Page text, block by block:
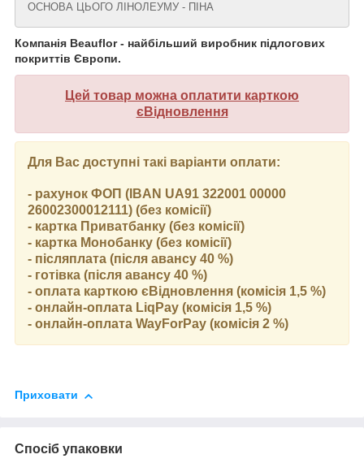
ОСНОВА ЦЬОГО ЛІНОЛЕУМУ - ПІНА
Компанія Beauflor - найбільший виробник підлогових
покриттів Європи.
Цей товар можна оплатити карткою
єВідновлення
Для Вас доступні такі варіанти оплати:
- рахунок ФОП (IBAN UA91 322001 00000
26002300012111) (без комісії)
- картка Приватбанку (без комісії)
- картка Монобанку (без комісії)
- післяплата (після авансу 40 %)
- готівка (після авансу 40 %)
- оплата карткою єВідновлення (комісія 1,5 %)
- онлайн-оплата LiqPay (комісія 1,5 %)
- онлайн-оплата WayForPay (комісія 2 %)
Приховати
Спосіб упаковки